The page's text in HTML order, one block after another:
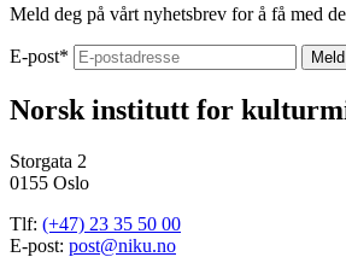
Meld deg på vårt nyhetsbrev for å få med
E-post*
Norsk institutt for
Storgata 2
0155 Oslo
Tlf: (+47) 23 35 50 00
E-post: post@niku.no